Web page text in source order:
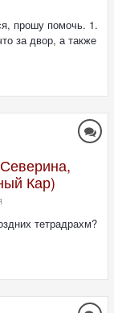
прошу помочь. 1.
за двор, а также
Кар)
тетрадрахм?